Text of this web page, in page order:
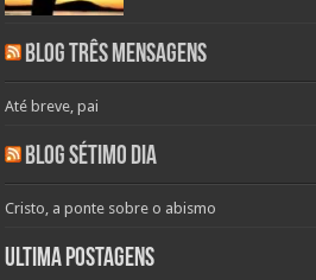
Blog Três Mensagens
Até breve, pai
Blog Sétimo Dia
Cristo, a ponte sobre o abismo
Ultima Postagens